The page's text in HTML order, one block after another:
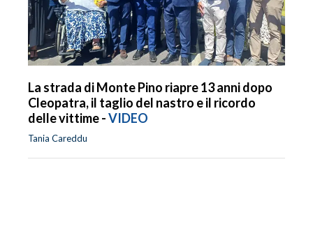
La strada di Monte Pino riapre 13 anni dopo
Cleopatra, il taglio del nastro e il ricordo
delle vittime -VIDEO
Tania Careddu